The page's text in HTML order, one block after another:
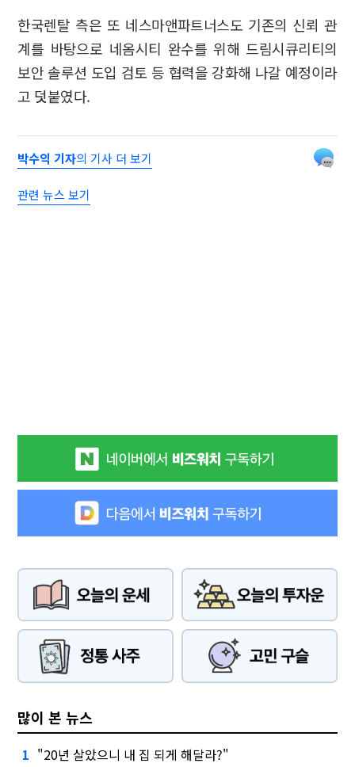
한국렌탈 측은 또 네스마앤파트너스도 기존의 신뢰 관
계를 바탕으로 네옴시티 완수를 위해 드림시큐리티의
보안 솔루션 도입 검토 등 협력을 강화해 나갈 예정이라
고 덧붙였다.
박수익 기자의 기사 더 보기
관련 뉴스 보기
많이 본 뉴스
1 "20년 살았으니 내 집 되게 해달라?"